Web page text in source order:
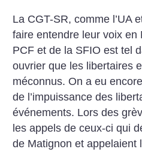
La CGT-SR, comme l’UA
faire entendre leur voix en
PCF et de la SFIO est tel
ouvrier que les libertaires
méconnus. On a eu
de l’impuissance des
événements. Lors des
les appels de ceux-ci qui
de Matignon et appelaient